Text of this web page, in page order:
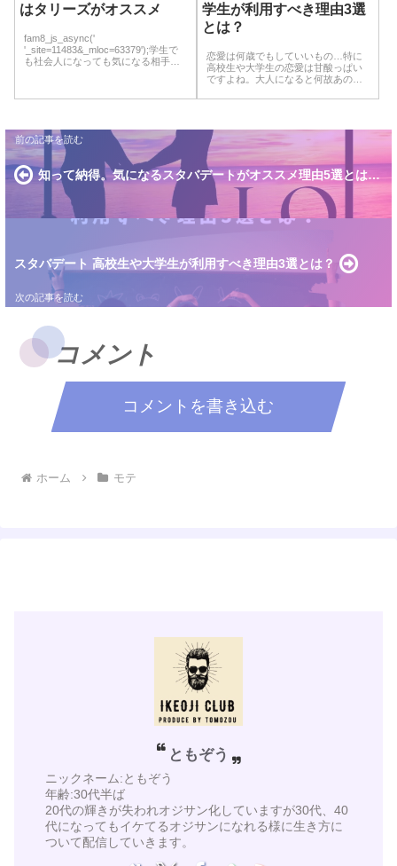
はタリーズがオススメ
fam8_js_async('
'_site=11483&_mloc=63379');学生で
も社会人になっても気になる相手を
学生が利用すべき理由3選
とは？
恋愛は何歳でもしていいもの…特に
高校生や大学生の恋愛は甘酸っぱい
ですよね。大人になると何故あの時
わなかったのかと後悔するばかり。
ないでしょうか。...
知って納得。気になるスタバデートがオススメ理由5選とは…
スタバデート 高校生や大学生が利用すべき理由3選とは？
コメント
コメントを書き込む
ホーム モテ
ともぞう
ニックネーム:ともぞう
年齢:30代半ば
20代の輝きが失われオジサン化していますが30代、40
代になってもイケてるオジサンになれる様に生き方に
ついて配信していきます。